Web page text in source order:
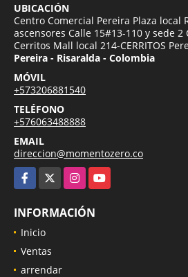
UBICACIÓN
Centro Comercial Pereira Plaza local
ascensores Calle 15#13-110 y sede 2
Cerritos Mall local 214-CERRITOS
Pereira - Risaralda - Colombia
MÓVIL
+573206881540
TELÉFONO
+576063488888
EMAIL
direccion@momentozero.co
Facebook
InstagramYouTube
INFORMACIÓN
Inicio
Ventas
arrendar